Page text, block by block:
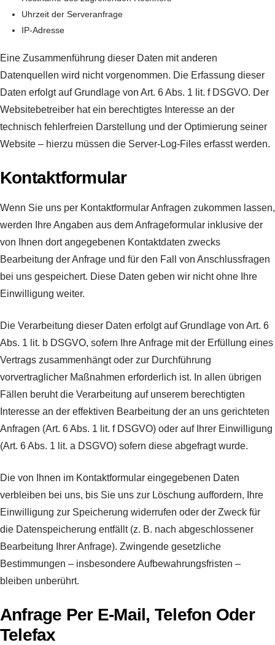
Uhrzeit der Serveranfrage
IP-Adresse
Eine Zusammenführung dieser Daten mit anderen
Datenquellen wird nicht vorgenommen. Die Erfassung dieser
Daten erfolgt auf Grundlage von Art. 6 Abs. 1 lit. f DSGVO. Der
Websitebetreiber hat ein berechtigtes Interesse an der
technisch fehlerfreien Darstellung und der Optimierung seiner
Website – hierzu müssen die Server-Log-Files erfasst werden.
Kontaktformular
Wenn Sie uns per Kontaktformular Anfragen zukommen lassen,
werden Ihre Angaben aus dem Anfrageformular inklusive der
von Ihnen dort angegebenen Kontaktdaten zwecks
Bearbeitung der Anfrage und für den Fall von Anschlussfragen
bei uns gespeichert. Diese Daten geben wir nicht ohne Ihre
Einwilligung weiter.
Die Verarbeitung dieser Daten erfolgt auf Grundlage von Art. 6
Abs. 1 lit. b DSGVO, sofern Ihre Anfrage mit der Erfüllung eines
Vertrags zusammenhängt oder zur Durchführung
vorvertraglicher Maßnahmen erforderlich ist. In allen übrigen
Fällen beruht die Verarbeitung auf unserem berechtigten
Interesse an der effektiven Bearbeitung der an uns gerichteten
Anfragen (Art. 6 Abs. 1 lit. f DSGVO) oder auf Ihrer Einwilligung
(Art. 6 Abs. 1 lit. a DSGVO) sofern diese abgefragt wurde.
Die von Ihnen im Kontaktformular eingegebenen Daten
verbleiben bei uns, bis Sie uns zur Löschung auffordern, Ihre
Einwilligung zur Speicherung widerrufen oder der Zweck für
die Datenspeicherung entfällt (z. B. nach abgeschlossener
Bearbeitung Ihrer Anfrage). Zwingende gesetzliche
Bestimmungen – insbesondere Aufbewahrungsfristen –
bleiben unberührt.
Anfrage Per E-Mail, Telefon Oder
Telefax